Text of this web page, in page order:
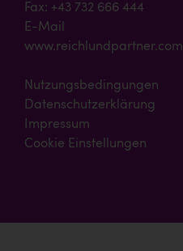
Fax: +43 732 666 444
E-Mail
www.reichlundpartner.com
Nutzungsbedingungen
Datenschutzerklärung
Impressum
Cookie Einstellungen